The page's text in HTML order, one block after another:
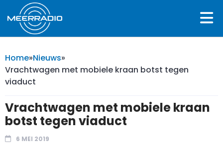
Home»Nieuws»
Vrachtwagen met mobiele kraan botst tegen
viaduct
Vrachtwagen met mobiele kraan
botst tegen viaduct
6 MEI 2019